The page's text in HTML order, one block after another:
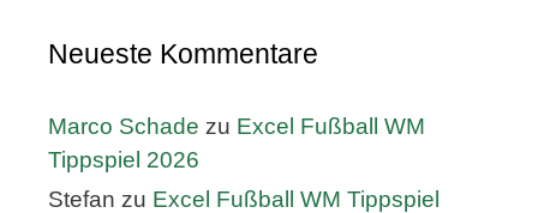
Neueste Kommentare
Marco Schade zu Excel Fußball WM
Tippspiel 2026
Stefan zu Excel Fußball WM Tippspiel